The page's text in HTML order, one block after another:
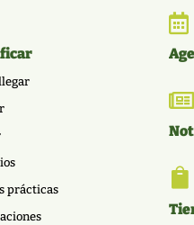
prácticas


